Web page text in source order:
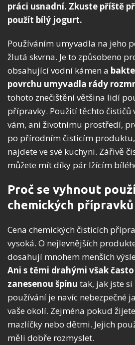
práci usnadní. Zkuste příště
použít bílý jogurt.
Používáním umyvadla na jeho
žlutá skvrna. Je to způsobeno
obsahující vodní kámen a
povrchu umyvadla rády
tohoto znečištění většina lidí
přípravky. Použití těchto čističů
vám, ani životnímu prostředí,
po přírodním čisticím
najdete ve své kuchyni. Zářivě
můžete mít díky pár lžícím
Proč se vyhnout
chemických přípravků
Cena chemických čisticích
vysoká. O nejlevnějších
dosahují mnohem menších
Ani s těmi drahými však
zanesenou špínu tak, jak jste
používání je navíc nebezpečné
vaše okolí. Zejména pokud
mazlíčky nebo dětmi. Jejich
měli dobře rozmyslet.